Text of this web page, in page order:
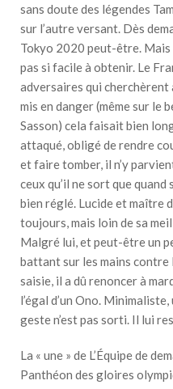
sans doute des légendes
sur l’autre versant. Dès
Tokyo 2020 peut-être.
pas si facile à obtenir. Le
adversaires qui cherchèrent
mis en danger (même sur le
Sasson) cela faisait bien
attaqué, obligé de rendre
et faire tomber, il n’y
ceux qu’il ne sort que quand
bien réglé. Lucide et maître
toujours, mais loin de sa
Malgré lui, et peut-être un
battant sur les mains contre
saisie, il a dû renoncer à
l’égal d’un Ono.
geste n’est pas sorti. Il lui
La « une » de L’Équipe de
Panthéon des gloires